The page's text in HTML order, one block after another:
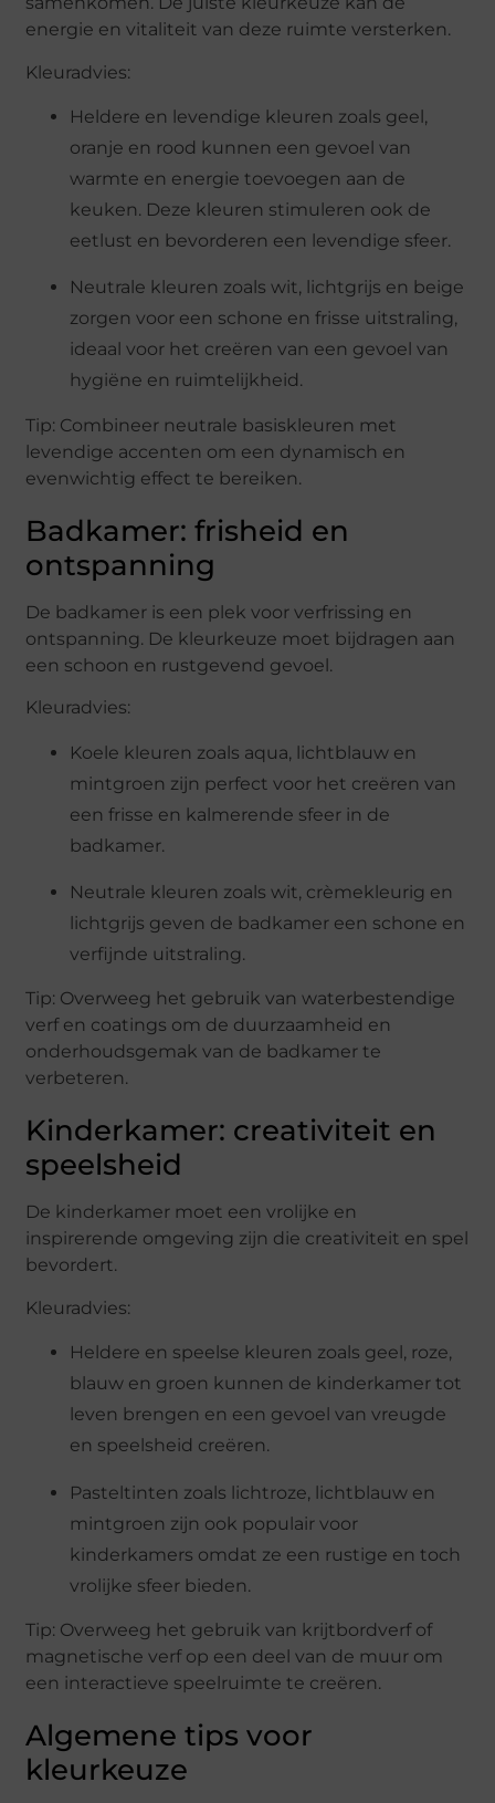
energie en vitaliteit van deze ruimte versterken.
Kleuradvies:
Heldere en levendige kleuren zoals geel,
oranje en rood kunnen een gevoel van
warmte en energie toevoegen aan de
keuken. Deze kleuren stimuleren ook de
eetlust en bevorderen een levendige sfeer.
Neutrale kleuren zoals wit, lichtgrijs en beige
zorgen voor een schone en frisse uitstraling,
ideaal voor het creëren van een gevoel van
hygiëne en ruimtelijkheid.
Tip: Combineer neutrale basiskleuren met
levendige accenten om een dynamisch en
evenwichtig effect te bereiken.
Badkamer: frisheid en
ontspanning
De badkamer is een plek voor verfrissing en
ontspanning. De kleurkeuze moet bijdragen aan
een schoon en rustgevend gevoel.
Kleuradvies:
Koele kleuren zoals aqua, lichtblauw en
mintgroen zijn perfect voor het creëren van
een frisse en kalmerende sfeer in de
badkamer.
Neutrale kleuren zoals wit, crèmekleurig en
lichtgrijs geven de badkamer een schone en
verfijnde uitstraling.
Tip: Overweeg het gebruik van waterbestendige
verf en coatings om de duurzaamheid en
onderhoudsgemak van de badkamer te
verbeteren.
Kinderkamer: creativiteit en
speelsheid
De kinderkamer moet een vrolijke en
inspirerende omgeving zijn die creativiteit en spel
bevordert.
Kleuradvies:
Heldere en speelse kleuren zoals geel, roze,
blauw en groen kunnen de kinderkamer tot
leven brengen en een gevoel van vreugde
en speelsheid creëren.
Pasteltinten zoals lichtroze, lichtblauw en
mintgroen zijn ook populair voor
kinderkamers omdat ze een rustige en toch
vrolijke sfeer bieden.
Tip: Overweeg het gebruik van krijtbordverf of
magnetische verf op een deel van de muur om
een interactieve speelruimte te creëren.
Algemene tips voor
kleurkeuze